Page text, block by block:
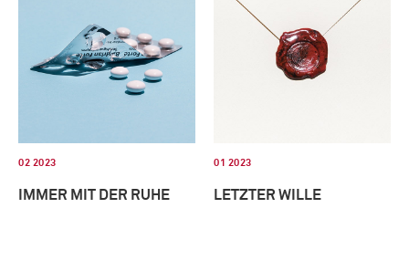
02 2023
IMMER MIT DER RUHE
01 2023
LETZTER WILLE